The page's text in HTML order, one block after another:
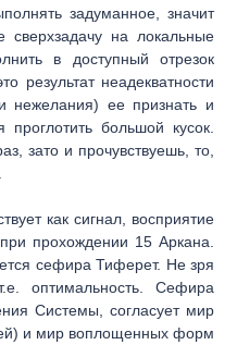
задуманное, значит
сверхзадачу на локальные
в доступный отрезок
результат неадекватности
нежелания) ее признать и
большой кусок.
зато и прочувствуешь, то,
как сигнал, восприятие
прохождении 15 Аркана.
сефира Тиферет. Не зря
оптимальность. Сефира
Системы, согласует мир
и мир воплощенных форм